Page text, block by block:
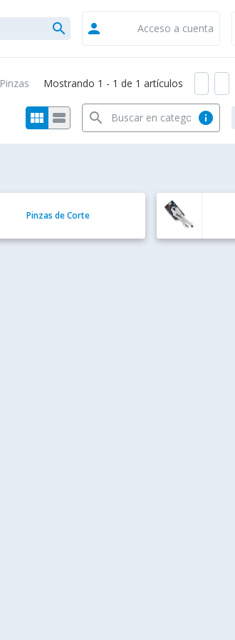
search person Acceso a cuenta
Pinzas Mostrando 1 - 1 de 1 artículos
view_module view_stream info
search
Pinzas de Corte